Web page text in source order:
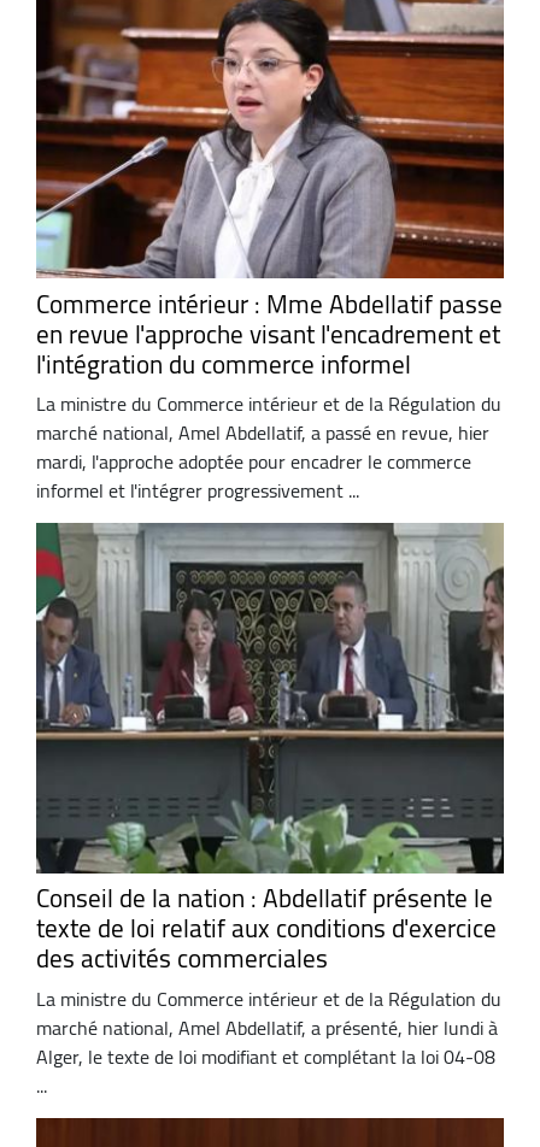
Commerce intérieur : Mme Abdellatif passe
en revue l'approche visant l'encadrement et
l'intégration du commerce informel
La ministre du Commerce intérieur et de la Régulation du
marché national, Amel Abdellatif, a passé en revue, hier
mardi, l'approche adoptée pour encadrer le commerce
informel et l'intégrer progressivement ...
Conseil de la nation : Abdellatif présente le
texte de loi relatif aux conditions d'exercice
des activités commerciales
La ministre du Commerce intérieur et de la Régulation du
marché national, Amel Abdellatif, a présenté, hier lundi à
Alger, le texte de loi modifiant et complétant la loi 04-08
...